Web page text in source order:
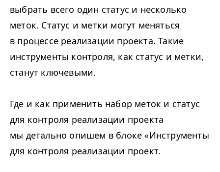
выбрать всего один статус и несколько
меток. Статус и метки могут меняться
в процессе реализации проекта. Такие
инструменты контроля, как статус и метки,
станут ключевыми.
Где и как применить набор меток и статус
для контроля реализации проекта
мы детально опишем в блоке «Инструменты
для контроля реализации проект.